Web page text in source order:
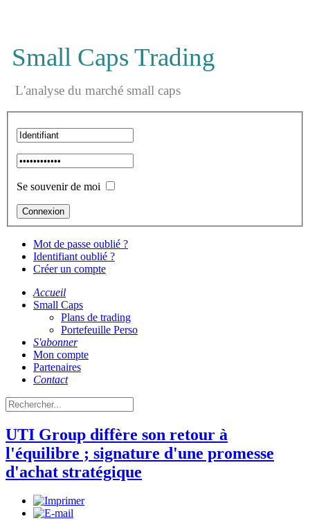
Small Caps Trading
L'analyse du marché small caps
Se souvenir de moi
Mot de passe oublié ?
Identifiant oublié ?
Créer un compte
Accueil
Small Caps
Plans de trading
Portefeuille Perso
S'abonner
Mon compte
Partenaires
Contact
UTI Group diffère son retour à
l'équilibre ; signature d'une promesse
d'achat stratégique